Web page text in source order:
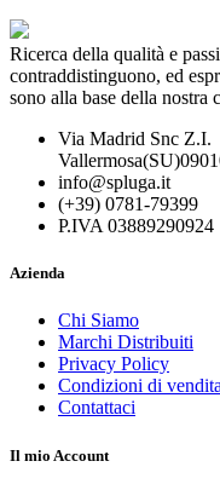
Ricerca della qualità e
contraddistinguono, ed
sono alla base della nostra
Via Madrid Snc Z.I.
info@spluga.it
(+39) 0781-79399
P.IVA 03889290924
Azienda
Chi Siamo
Marchi Distribuiti
Privacy Policy
Condizioni di vendita
Contattaci
Il mio Account